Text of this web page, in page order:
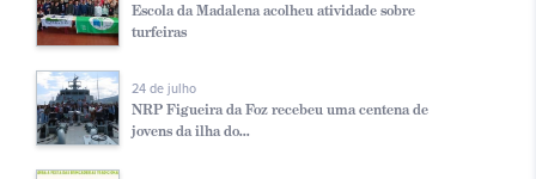
Escola da Madalena acolheu atividade sobre
turfeiras
24 de julho
NRP Figueira da Foz recebeu uma centena de
jovens da ilha do...